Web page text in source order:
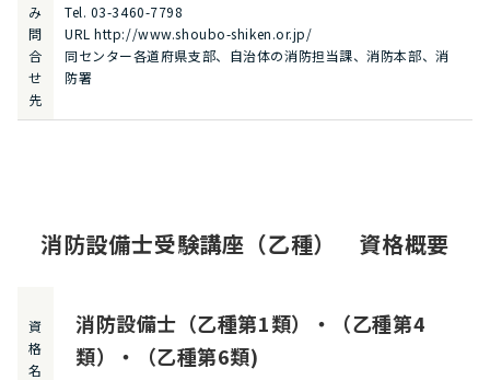
み
問
合
せ
先
Tel. 03-3460-7798
URL http://www.shoubo-shiken.or.jp/
同センター各道府県支部、自治体の消防担当課、消防本部、消
防署
消防設備士受験講座（乙種） 資格概要
資
格
名
消防設備士（乙種第1類）・（乙種第4
類）・（乙種第6類)